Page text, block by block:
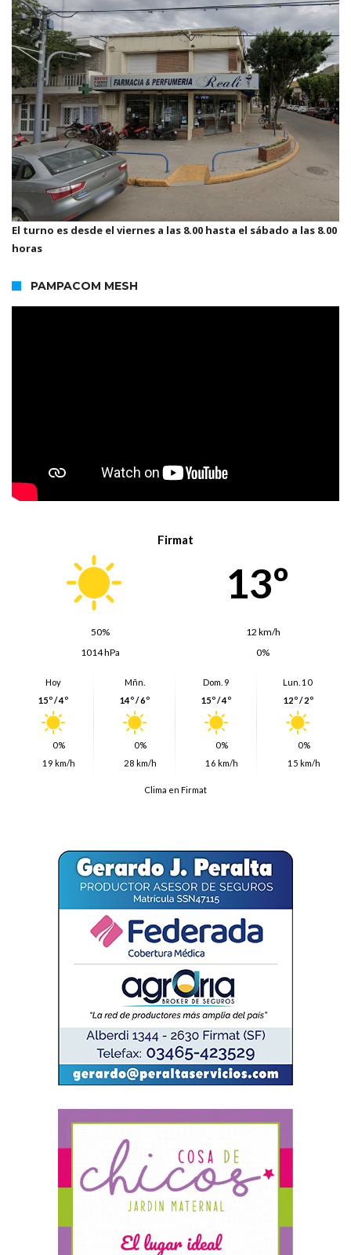
El turno es desde el viernes a las 8.00 hasta el sábado a las 8.00
horas
PAMPACOM MESH
Firmat
13º
50%
12 km/h
1014 hPa
0%
Hoy
15º / 4º
0%
19 km/h
Mñn.
14º / 6º
0%
28 km/h
Dom. 9
15º / 4º
0%
16 km/h
Lun. 10
12º / 2º
0%
15 km/h
Clima en Firmat